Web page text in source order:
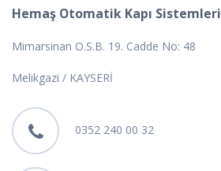
Hemaş Otomatik Kapı Sistemleri
Mimarsinan O.S.B. 19. Cadde No: 48
Melikgazi / KAYSERİ
0352 240 00 32